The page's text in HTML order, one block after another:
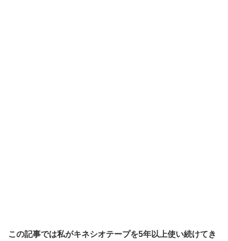
この記事では私がキネシオテープを5年以上使い続けてき